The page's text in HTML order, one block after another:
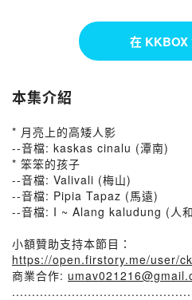
在 KKBOX
本集介紹
* 月亮上的高矮人影
--音檔: kaskas cinalu (潭南)
* 笨笨的孩子
--音檔: Valivali (梅山)
--音檔: Pipia Tapaz (馬遠)
--音檔: I ~ Alang kaludung (人
小額贊助支持本節目：
https://open.firstory.me/user/
商業合作: